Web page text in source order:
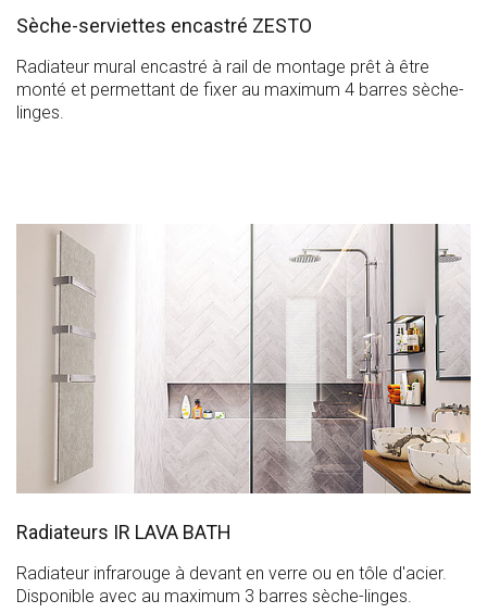
Sèche-serviettes encastré ZESTO
Radiateur mural encastré à rail de montage prêt à être
monté et permettant de fixer au maximum 4 barres sèche-
linges.
Radiateurs IR LAVA BATH
Radiateur infrarouge à devant en verre ou en tôle d'acier.
Disponible avec au maximum 3 barres sèche-linges.